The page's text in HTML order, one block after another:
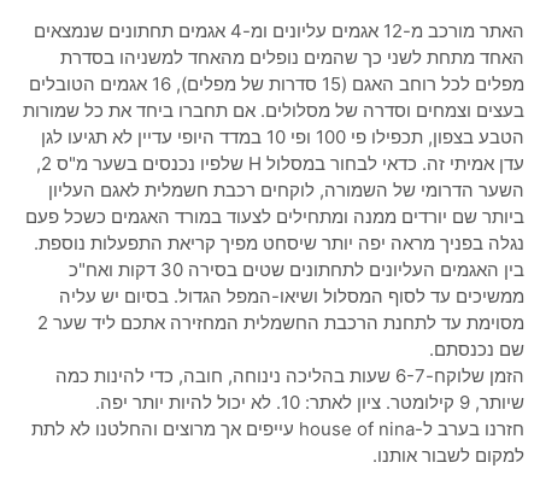
האתר מורכב מ-12 אגמים עליונים ומ-4 אגמים תחתונים שנמצאים
האחד מתחת לשני כך שהמים נופלים מהאחד למשניהו בסדרת
מפלים לכל רוחב האגם (15 סדרות של מפלים), 16 אגמים הטובלים
בעצים וצמחים וסדרה של מסלולים. אם תחברו ביחד את כל שמורות
הטבע בצפון, תכפילו פי 100 ופי 10 במדד היופי עדיין לא תגיעו לגן
עדן אמיתי זה. כדאי לבחור במסלול H שלפיו נכנסים בשער מ"ס 2,
השער הדרומי של השמורה, לוקחים רכבת חשמלית לאגם העליון
ביותר שם יורדים ממנה ומתחילים לצעוד במורד האגמים כשכל פעם
נגלה בפניך מראה יפה יותר שיסחט מפיך קריאת התפעלות נוספת.
בין האגמים העליונים לתחתונים שטים בסירה 30 דקות ואח"כ
ממשיכים עד לסוף המסלול ושיאו-המפל הגדול. בסיום יש עליה
מסוימת עד לתחנת הרכבת החשמלית המחזירה אתכם ליד שער 2
שם נכנסתם.
הזמן שלוקח-6-7 שעות בהליכה נינוחה, חובה, כדי להינות כמה
שיותר, 9 קילומטר. ציון לאתר: 10. לא יכול להיות יותר יפה.
חזרנו בערב ל-house of nina עייפים אך מרוצים והחלטנו לא לתת
למקום לשבור אותנו.